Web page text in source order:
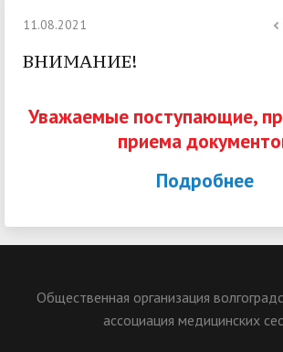
11.08.2021
ВНИМАНИЕ!
Уважаемые поступающие,
приема
Подробнее
Общественная организация
ассоциация медицинских